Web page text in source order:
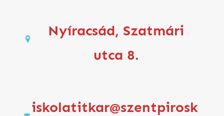
Nyíracsád, Szatmári
utca 8.
iskolatitkar@szentpirosk